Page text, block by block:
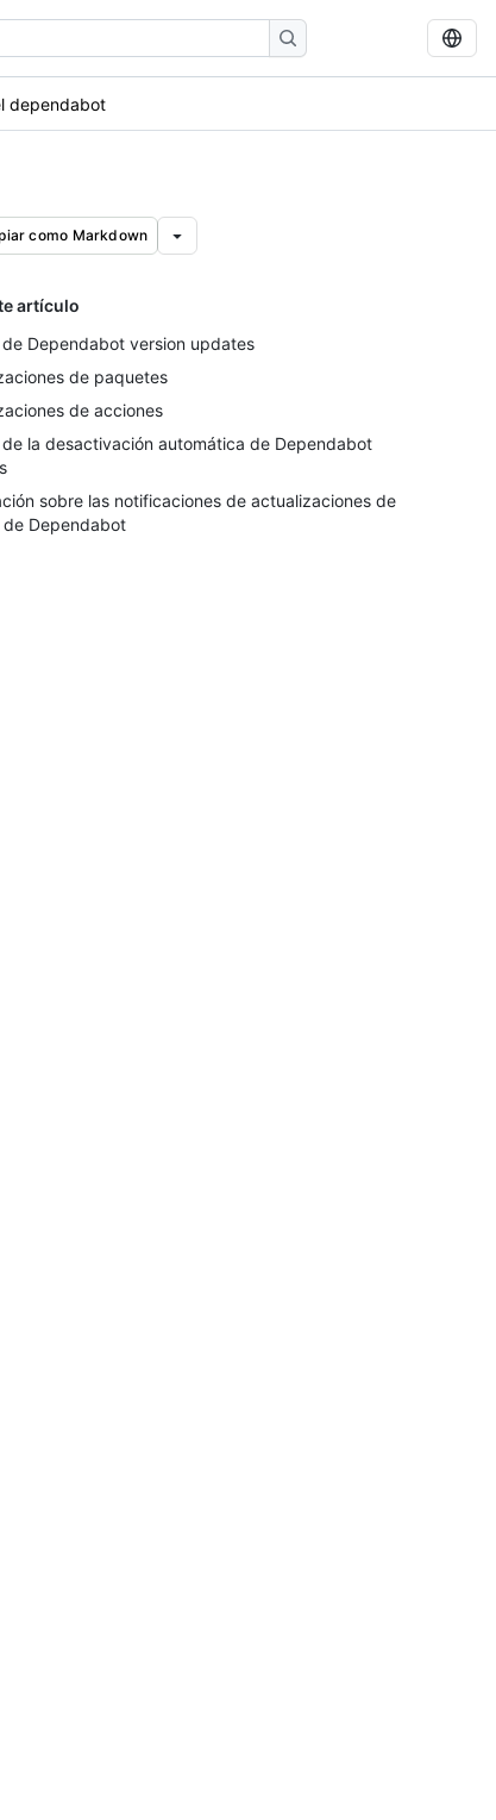
dependabot
como Markdown
artículo
Dependabot version updates
de paquetes
de acciones
la desactivación automática de Dependabot
sobre las notificaciones de actualizaciones de
de Dependabot